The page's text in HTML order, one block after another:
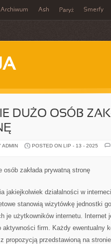
Archiwum Ash Paryż Smerfy
DUŻO OSÓB
ADMIN POSTED ON LIP - 13 - 2025
osób zakłada prywatną stronę
jakiejkolwiek działalności w
stanowią wizytówkę jednostki
je użytkowników internetu. Internet
aktywności firm. Każdy ewentualny
propozycją przedstawioną na